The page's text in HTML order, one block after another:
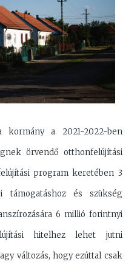
kormány a 2021-2022-ben
örvendő otthonfelújítási
program keretében 3
támogatáshoz és szükség
6 millió forintnyi
hitelhez lehet jutni
változás, hogy ezúttal csak